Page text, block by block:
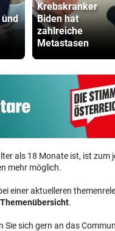
Krebskranker
Biden hat
zahlreiche
Metastasen
als 18 Monate ist, ist zum
mehr möglich.
einer aktuelleren
Themenübersicht.
Sie sich gern an das